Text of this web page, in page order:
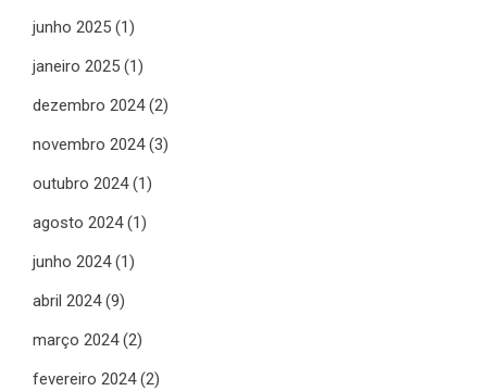
junho 2025 (1)
janeiro 2025 (1)
dezembro 2024(2)
novembro 2024(3)
outubro 2024(1)
agosto 2024(1)
junho 2024(1)
abril 2024(9)
março 2024(2)
fevereiro 2024(2)